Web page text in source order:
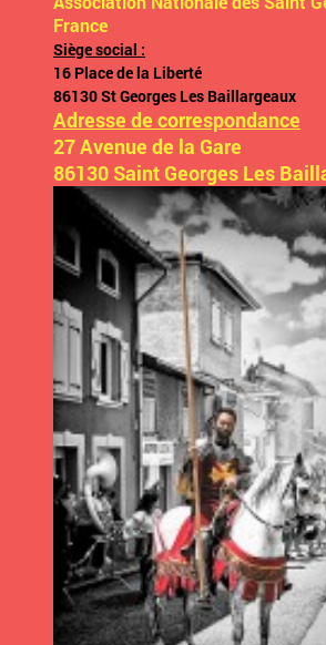
France
Siège social :
16 Place de la Liberté
86130 St Georges Les Baillargeaux
Adresse de correspondance
27 Avenue de la Gare
86130 Saint Georges Les